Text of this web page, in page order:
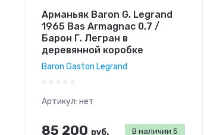
Арманьяк Baron G. Legrand
1965 Bas Armagnac 0,7 /
Барон Г. Легран в
деревянной коробке
Baron Gaston Legrand
Артикул: нет
В наличии 5
85 200 руб.